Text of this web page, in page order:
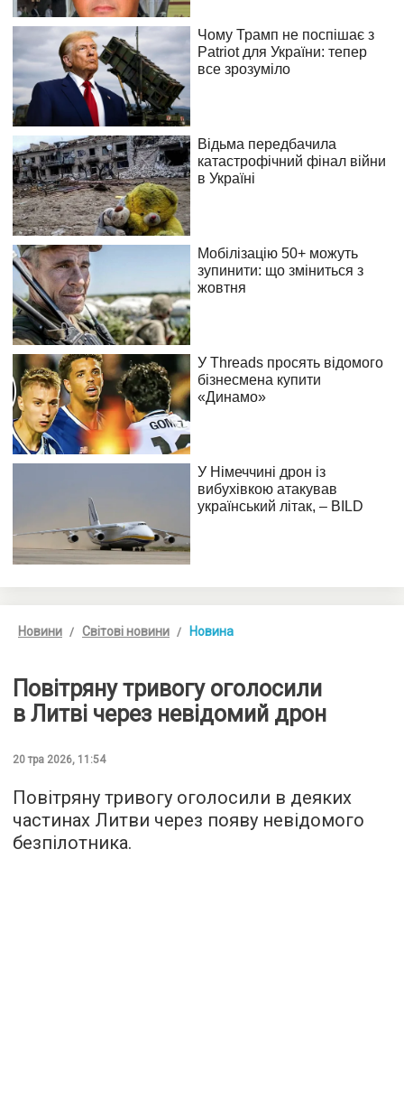
Новини Світові новини Новина
Повітряну тривогу оголосили
в Литві через невідомий дрон
20 тра 2026, 11:54
Повітряну тривогу оголосили в деяких
частинах Литви через появу невідомого
безпілотника.